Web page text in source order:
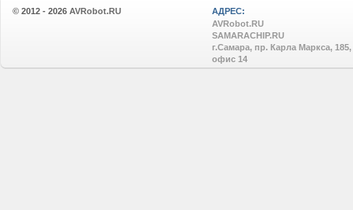
© 2012 - 2026 AVRobot.RU
АДРЕС:
AVRobot.RU
SAMARACHIP.RU
г.Самара, пр. Карла Маркса, 185,
офис 14